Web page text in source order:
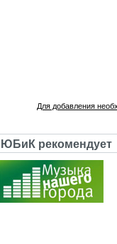
Для добавления
ЮБиК рекомендует